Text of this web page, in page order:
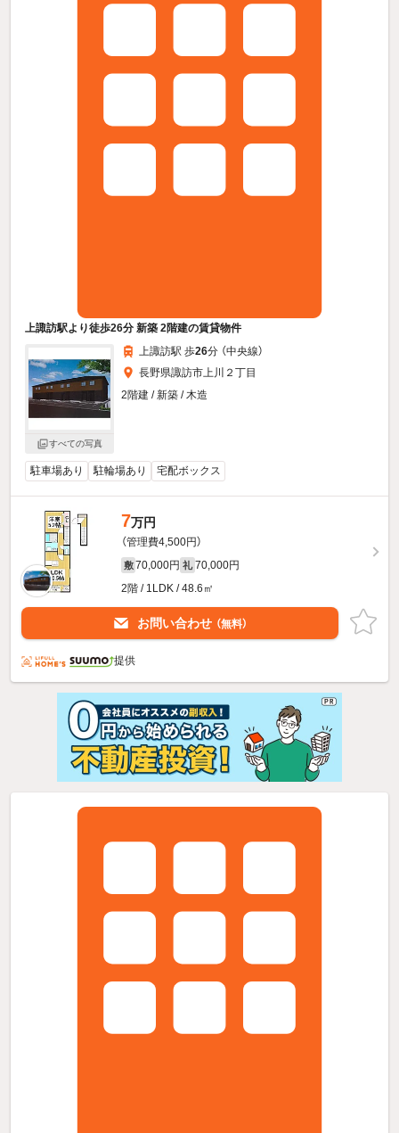
上諏訪駅より徒歩26分 新築 2階建の賃貸物件
すべての写真
上諏訪駅 歩26分 （中央線）
長野県諏訪市上川２丁目
2階建 / 新築 / 木造
駐車場あり 駐輪場あり 宅配ボックス
7万円
（管理費4,500円）
敷 70,000円 礼 70,000円
2階 / 1LDK / 48.6㎡
お問い合わせ （無料）
提供